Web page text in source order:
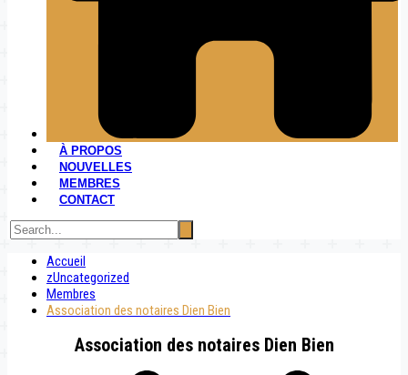
À PROPOS
NOUVELLES
MEMBRES
CONTACT
Accueil
zUncategorized
Membres
Association des notaires Dien Bien
Association des notaires Dien Bien